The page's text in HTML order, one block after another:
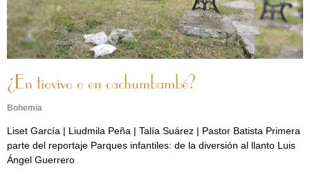
¿En tiovivo o en cachumbambé?
Bohemia
Liset García | Liudmila Peña | Talía Suárez | Pastor Batista Primera
parte del reportaje Parques infantiles: de la diversión al llanto Luis
Ángel Guerrero